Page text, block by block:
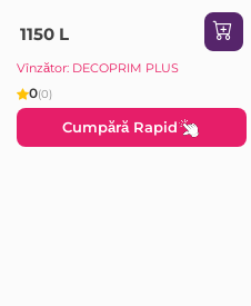
1150 L
Vînzător: DECOPRIM PLUS
0(0)
Cumpără Rapid